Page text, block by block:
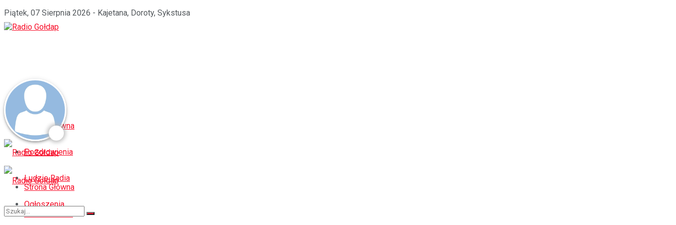
Piątek, 07 Sierpnia 2026 - Kajetana, Doroty, Sykstusa
Strona Główna
Pozdrowienia
Ludzie Radia
Ogłoszenia
Strona Główna
Pozdrowienia